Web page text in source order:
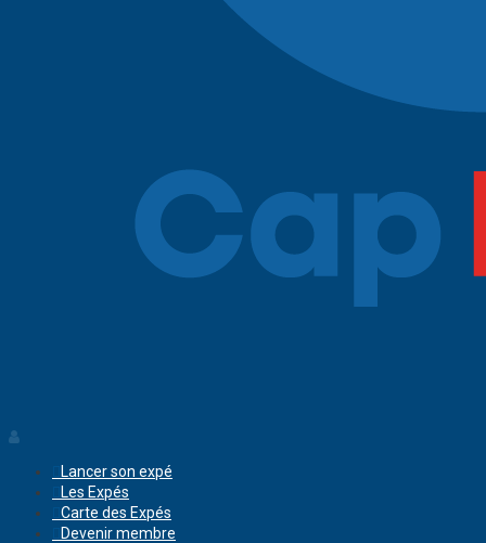
Lancer son expé
Les Expés
Carte des Expés
Devenir membre